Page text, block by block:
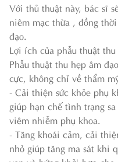
Với thủ thuật này, bác sĩ
niêm mạc thừa , đồng
đạo.
Lợi ích của phẫu thuật
Phẫu thuật thu hẹp âm
cực, không chỉ về thẩm
- Cải thiện sức khỏe phụ
giúp hạn chế tình trạng
viêm nhiễm phụ khoa.
- Tăng khoái cảm, cải
nhỏ giúp tăng ma sát khi